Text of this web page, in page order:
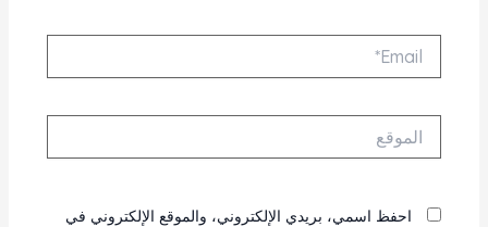
Email*
احفظ اسمي، بريدي الإلكتروني، والموقع الإلكتروني في